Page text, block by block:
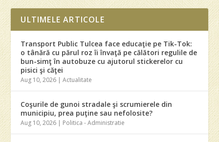
ULTIMELE ARTICOLE
Transport Public Tulcea face educaţie pe Tik-Tok:
o tânără cu părul roz îi învaţă pe călători regulile de
bun-simţ în autobuze cu ajutorul stickerelor cu
pisici şi căţei
Aug 10, 2026 |Actualitate
Coşurile de gunoi stradale şi scrumierele din
municipiu, prea puţine sau nefolosite?
Aug 10, 2026 | Politica - Administratie